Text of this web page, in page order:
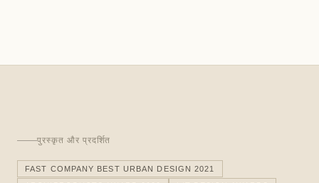
पुरस्कृत और प्रदर्शित
FAST COMPANY BEST URBAN DESIGN 2021